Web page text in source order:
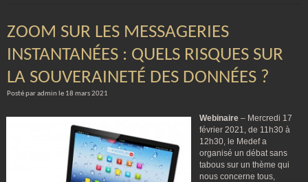
ZOOM SUR LES MESSAGERIES
INSTANTANÉES : QUELS RISQUES SUR
LA SOUVERAINETÉ DES DONNÉES ?
Posté par admin le 18 mars 2021
Webinaire – Mercredi 17
février 2021, de 11h30 à
12h30, le Medef a
organisé un débat sans
tabous sur un thème qui
nous concerne tous,